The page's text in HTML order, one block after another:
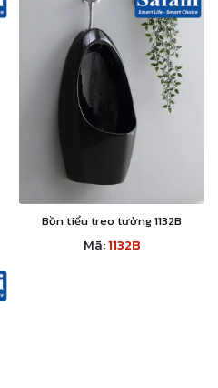
Bồn tiểu treo tường 1132B
Mã:1132B